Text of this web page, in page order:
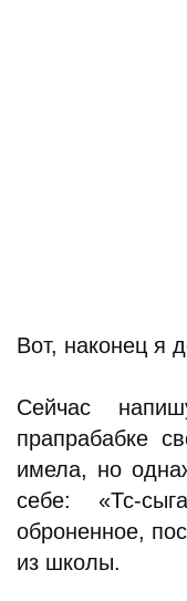
Вот, наконец я
Сейчас
прапрабабке
имела, но
себе: «Тс-
оброненное,
из школы.